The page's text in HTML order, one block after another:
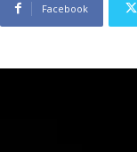
Facebook